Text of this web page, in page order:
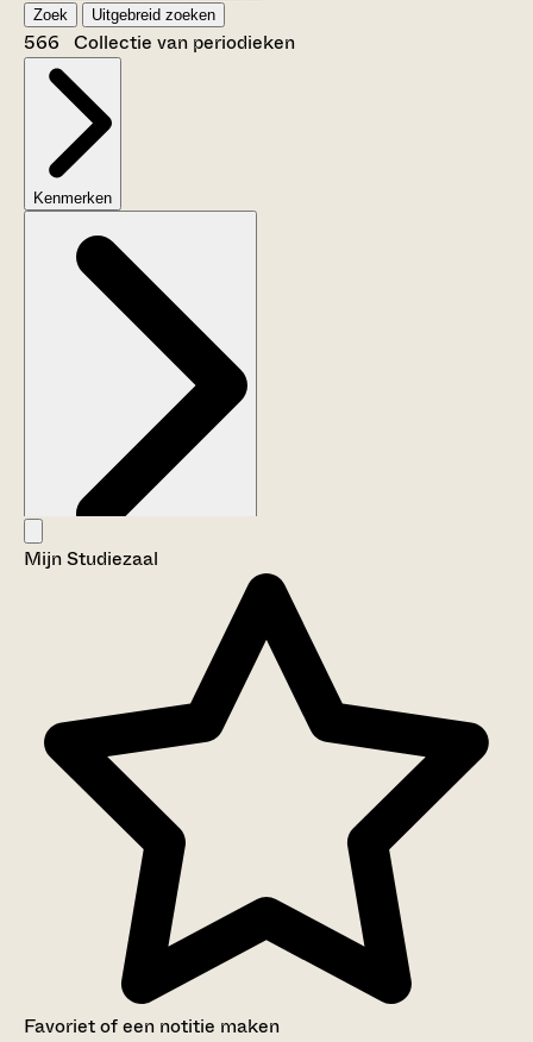
Zoek Uitgebreid zoeken
566 Collectie van periodieken
Kenmerken
Aanwijzingen voor de gebruiker
Mijn Studiezaal
Favoriet of een notitie maken